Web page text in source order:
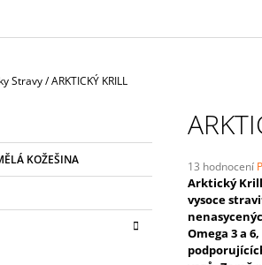
Stravy/ARKTICKÝ KRILL
KOŽEŠINA
Průměrné
hodnocení
produktu
je
5,0
z
5
13 hodnocení
Arktický Krill
vysoce
Omega 3 a